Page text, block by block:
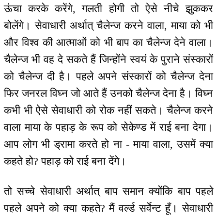
ऊंचा करके करेंगे, गलती होगी तो ऐसे नीचे झुककर
बोलेंगे। सेवाधारी अर्थात् चैलेन्ज करने वाला, माया को भी
और विश्व की आत्माओं को भी बाप का चैलेन्ज देने वाला।
चैलेन्ज भी वह दे सकते हैं जिन्होंने स्वयं के पुराने संस्कारों
को चैलेन्ज दी है। पहले अपने संस्कारों को चैलेन्ज देना
फिर जनरल विघ्न जो आते हैं उनको चैलेन्ज देना है। विघ्न
कभी भी ऐसे सेवाधारी को रोक नहीं सकते। चैलेन्ज करने
वाला माया के पहाड़ के रूप को सेकेण्ड में राई बना देगा।
आप लोग भी ड्रामा करते हो ना - माया वाला, उसमें क्या
कहते हो? पहाड़ को राई बना देंगे।
तो सच्चे सेवाधारी अर्थात् बाप समान क्योंकि बाप पहले
पहले अपने को क्या कहते? मैं वर्ल्ड सर्वेन्ट हूँ। सेवाधारी